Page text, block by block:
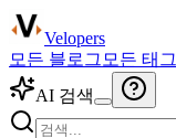
Velopers
모든 블로그 모든 태그
AI 검색